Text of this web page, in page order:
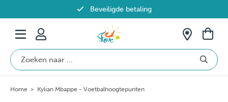
Beveiligde betaling
Gratis verzending vanaf €69 in België
Home > Kylian Mbappe - Voetbalhoogtepunten